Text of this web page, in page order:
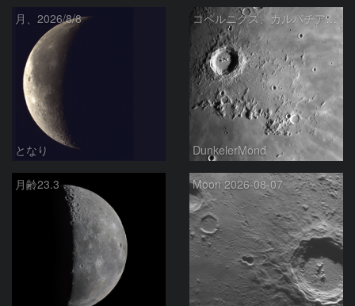
月、2026/8/8
となり
コペルニクス、カルパチア山脈付近
DunkelerMond
月齢23.3 Moon 2026-08-07